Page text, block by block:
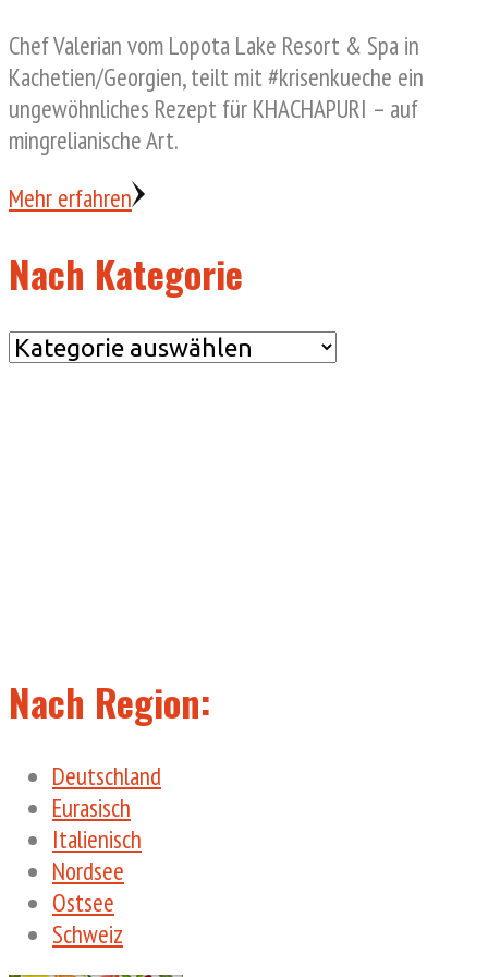
Chef Valerian vom Lopota Lake Resort & Spa in
Kachetien/Georgien, teilt mit #krisenkueche ein
ungewöhnliches Rezept für KHACHAPURI – auf
mingrelianische Art.
Mehr erfahren
Nach Kategorie
Nach
Nach Region:
Deutschland
Eurasisch
Italienisch
Nordsee
Ostsee
Schweiz